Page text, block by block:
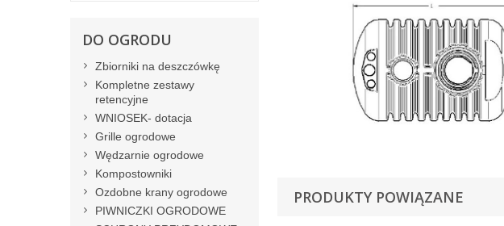
PRODUKTY POWIĄZANE
DO OGRODU
Zbiorniki na deszczówkę
Kompletne zestawy
retencyjne
WNIOSEK- dotacja
Grille ogrodowe
Wędzarnie ogrodowe
Kompostowniki
Ozdobne krany ogrodowe
PIWNICZKI OGRODOWE